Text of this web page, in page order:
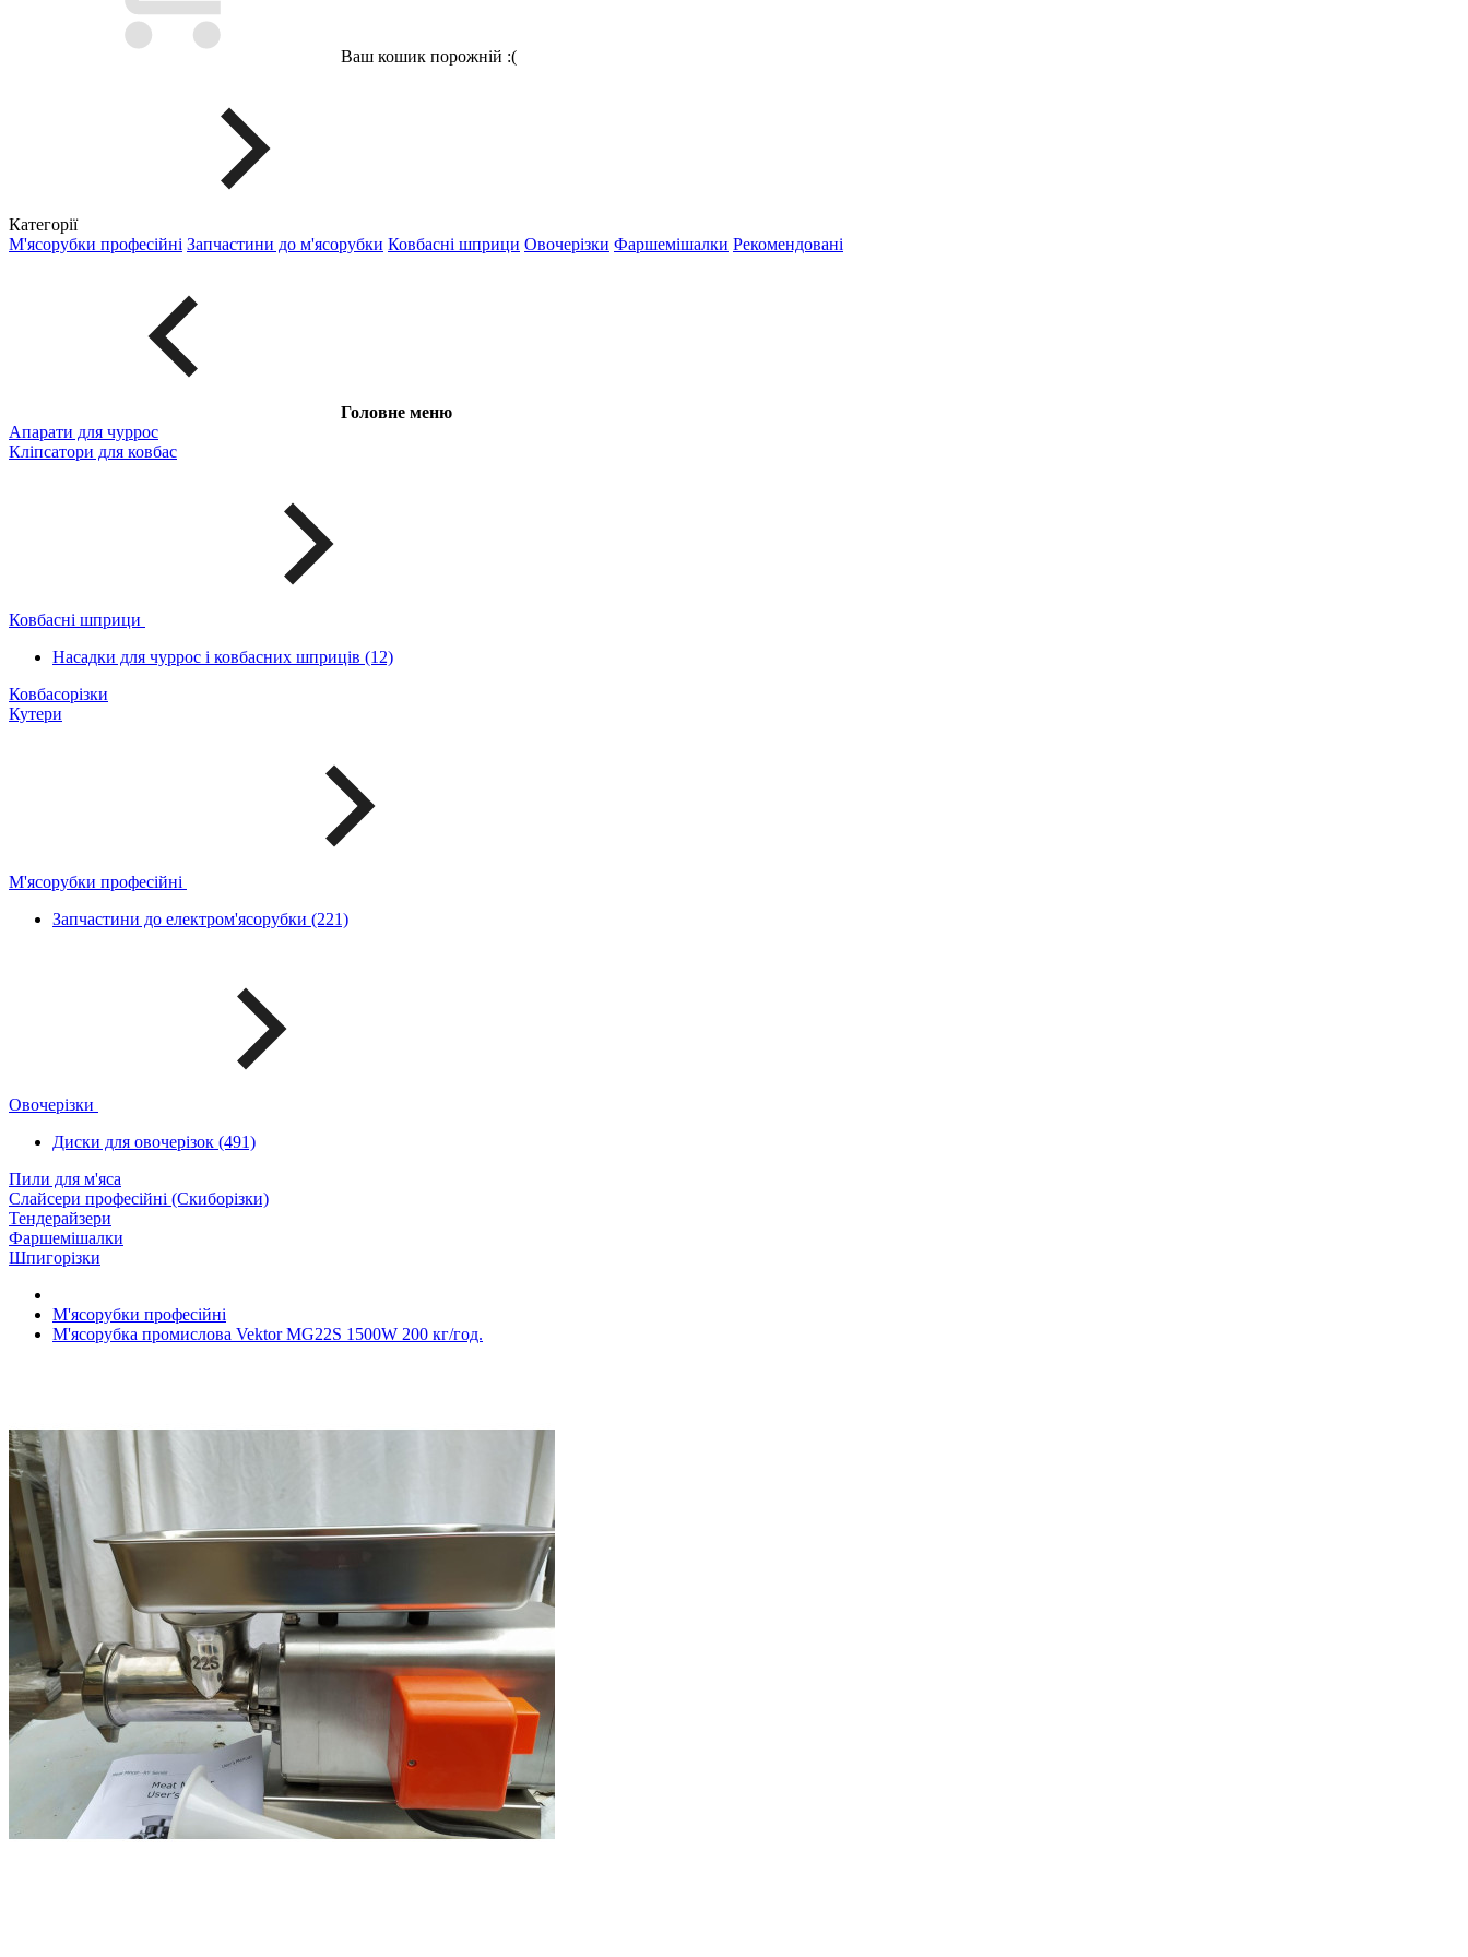
Ваш кошик порожній :(
Категорії
М'ясорубки професійні Запчастини до м'ясорубки Ковбасні шприци Овочерізки Фаршемішалки Рекомендовані
Головне меню
Апарати для чуррос
Кліпсатори для ковбас
Ковбасні шприци
Насадки для чуррос і ковбасних шприців (12)
Ковбасорізки
Кутери
М'ясорубки професійні
Запчастини до електром'ясорубки (221)
Овочерізки
Диски для овочерізок (491)
Пили для м'яса
Слайсери професійні (Скиборізки)
Тендерайзери
Фаршемішалки
Шпигорізки
М'ясорубки професійні
М'ясорубка промислова Vektor MG22S 1500W 200 кг/год.